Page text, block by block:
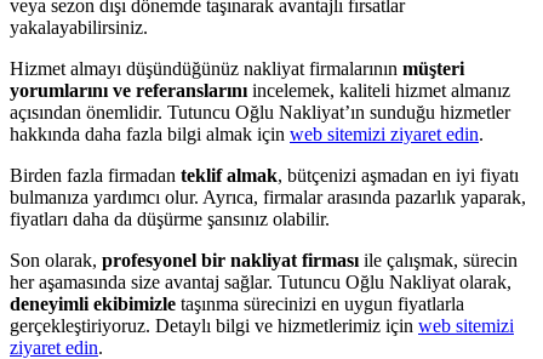
veya sezon dışı dönemde taşınarak avantajlı fırsatlar
yakalayabilirsiniz.
Hizmet almayı düşündüğünüz nakliyat firmalarının müşteri
yorumlarını ve referanslarını incelemek, kaliteli hizmet almanız
açısından önemlidir. Tutuncu Oğlu Nakliyat’ın sunduğu hizmetler
hakkında daha fazla bilgi almak için web sitemizi ziyaret edin.
Birden fazla firmadan teklif almak, bütçenizi aşmadan en iyi fiyatı
bulmanıza yardımcı olur. Ayrıca, firmalar arasında pazarlık yaparak,
fiyatları daha da düşürme şansınız olabilir.
Son olarak, profesyonel bir nakliyat firması ile çalışmak, sürecin
her aşamasında size avantaj sağlar. Tutuncu Oğlu Nakliyat olarak,
deneyimli ekibimizle taşınma sürecinizi en uygun fiyatlarla
gerçekleştiriyoruz. Detaylı bilgi ve hizmetlerimiz için web sitemizi
ziyaret edin.